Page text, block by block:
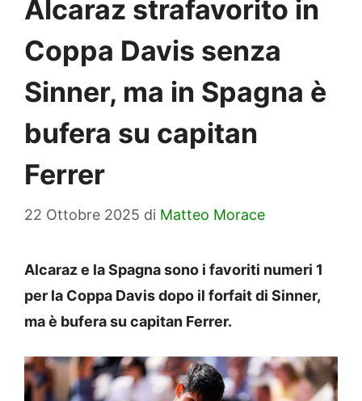
Alcaraz strafavorito in
Coppa Davis senza
Sinner, ma in Spagna è
bufera su capitan
Ferrer
22 Ottobre 2025 di Matteo Morace
Alcaraz e la Spagna sono i favoriti numeri 1
per la Coppa Davis dopo il forfait di Sinner,
ma è bufera su capitan Ferrer.